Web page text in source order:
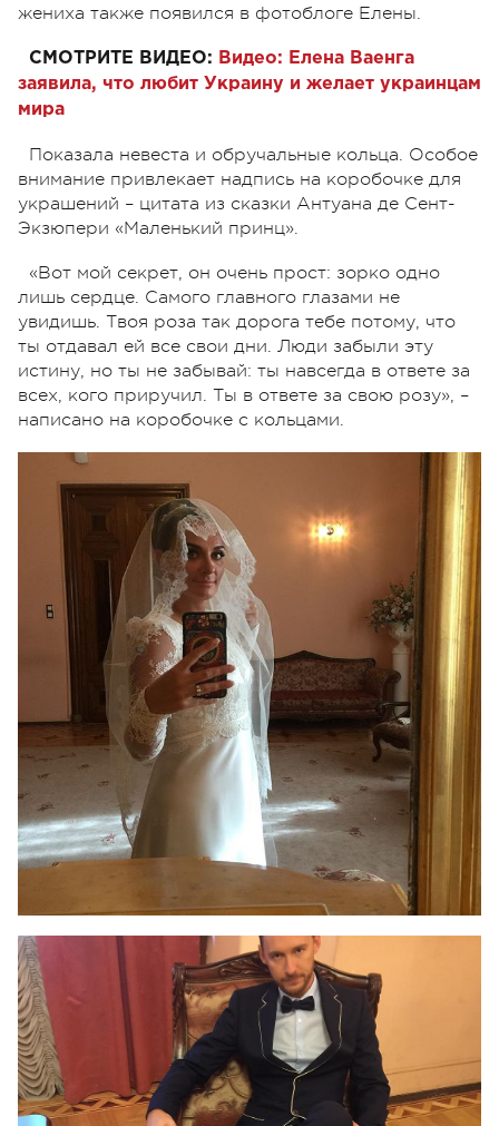
жениха также появился в фотоблоге Елены.
СМОТРИТЕ ВИДЕО: Видео: Елена Ваенга
заявила, что любит Украину и желает украинцам
мира
Показала невеста и обручальные кольца. Особое
внимание привлекает надпись на коробочке для
украшений – цитата из сказки Антуана де Cент-
Экзюпери «Маленький принц».
«Вот мой секрет, он очень прост: зорко одно
лишь сердце. Самого главного глазами не
увидишь. Твоя роза так дорога тебе потому, что
ты отдавал ей все свои дни. Люди забыли эту
истину, но ты не забывай: ты навсегда в ответе за
всех, кого приручил. Ты в ответе за свою розу», –
написано на коробочке с кольцами.